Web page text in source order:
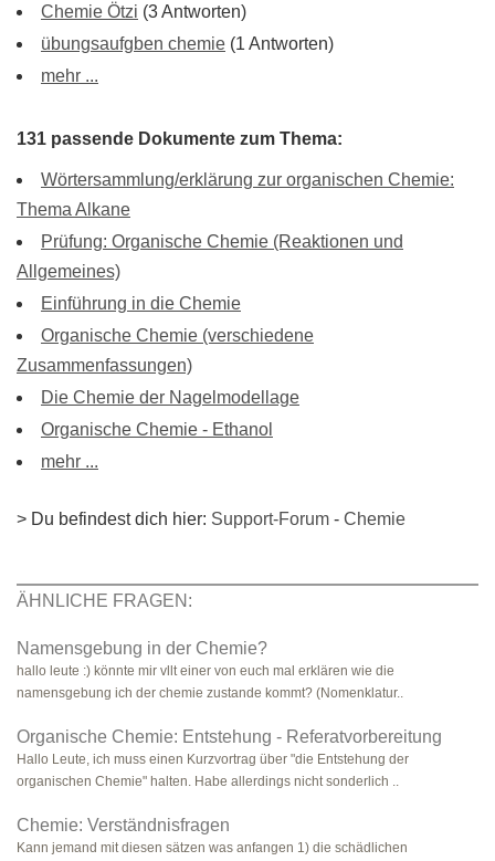
Chemie Ötzi (3 Antworten)
übungsaufgben chemie (1 Antworten)
mehr ...
131 passende Dokumente zum Thema:
Wörtersammlung/erklärung zur organischen Chemie:
Thema Alkane
Prüfung: Organische Chemie (Reaktionen und
Allgemeines)
Einführung in die Chemie
Organische Chemie (verschiedene
Zusammenfassungen)
Die Chemie der Nagelmodellage
Organische Chemie - Ethanol
mehr ...
> Du befindest dich hier: Support-Forum - Chemie
ÄHNLICHE FRAGEN:
Namensgebung in der Chemie?
hallo leute :) könnte mir vllt einer von euch mal erklären wie die
namensgebung ich der chemie zustande kommt? (Nomenklatur..
Organische Chemie: Entstehung - Referatvorbereitung
Hallo Leute, ich muss einen Kurzvortrag über "die Entstehung der
organischen Chemie" halten. Habe allerdings nicht sonderlich ..
Chemie: Verständnisfragen
Kann jemand mit diesen sätzen was anfangen 1) die schädlichen